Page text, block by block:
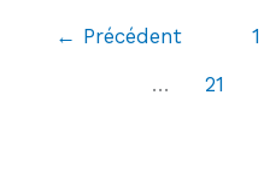
← Précédent 1
…
21